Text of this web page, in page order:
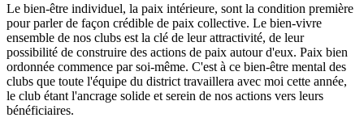
Le bien-être individuel, la paix intérieure, sont la condition première
pour parler de façon crédible de paix collective. Le bien-vivre
ensemble de nos clubs est la clé de leur attractivité, de leur
possibilité de construire des actions de paix autour d'eux. Paix bien
ordonnée commence par soi-même. C'est à ce bien-être mental des
clubs que toute l'équipe du district travaillera avec moi cette année,
le club étant l'ancrage solide et serein de nos actions vers leurs
bénéficiaires.